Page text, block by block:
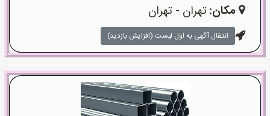
مکان:تهران - تهران
انتقال آگهی به اول لیست (افزایش بازدید)